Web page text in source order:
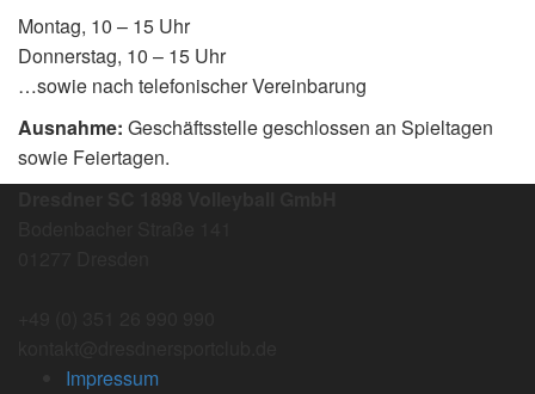
Montag, 10 – 15 Uhr
Donnerstag, 10 – 15 Uhr
…sowie nach telefonischer Vereinbarung
Ausnahme: Geschäftsstelle geschlossen an Spieltagen
sowie Feiertagen.
Impressum